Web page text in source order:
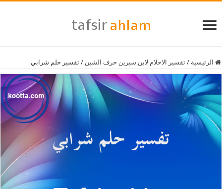
الرئيسية / تفسير الاحلام لابن سيرين حرف الشين / تفسير حلم شرابي